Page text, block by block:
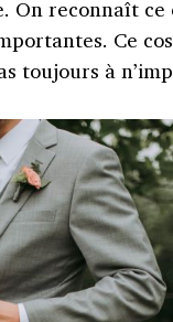
On reconnaît ce
Ce
toujours à